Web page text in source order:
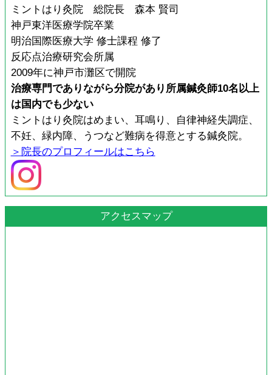
ミントはり灸院 総院長 森本 賢司
神戸東洋医療学院卒業
明治国際医療大学 修士課程 修了
反応点治療研究会所属
2009年に神戸市灘区で開院
治療専門でありながら分院があり所属鍼灸師10名以上
は国内でも少ない
ミントはり灸院はめまい、耳鳴り、自律神経失調症、
不妊、緑内障、うつなど難病を得意とする鍼灸院。
＞院長のプロフィールはこちら
アクセスマップ